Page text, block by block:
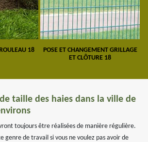
18
POSE ET CHANGEMENT GRILLAGE
ET CLÔTURE 18
taille des haies dans la ville de
toujours être réalisées de manière régulière.
genre de travail si vous ne voulez pas avoir de